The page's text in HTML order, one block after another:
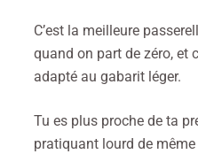
C’est la meilleure
quand on part de zéro, et
adapté au gabarit léger.
Tu es plus proche de ta
pratiquant lourd de